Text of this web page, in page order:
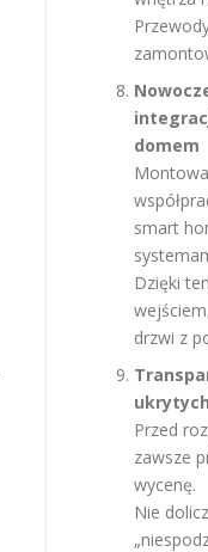
domem
smart
Dzięki
drzwi z
Przed
zawsze
wycenę.
Nie